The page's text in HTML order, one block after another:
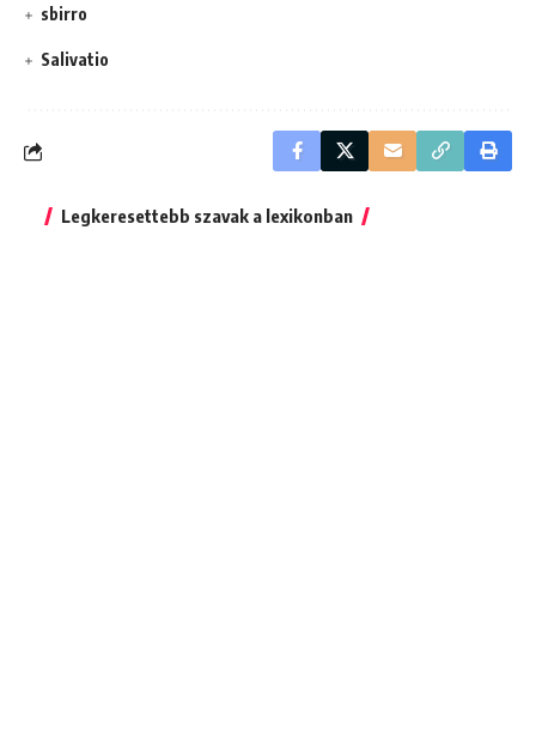
sbirro
Salivatio
Legkeresettebb szavak a lexikonban